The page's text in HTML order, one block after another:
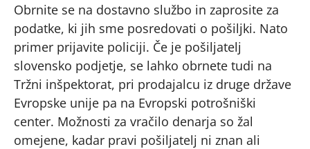
Obrnite se na dostavno službo in zaprosite za
podatke, ki jih sme posredovati o pošiljki. Nato
primer prijavite policiji. Če je pošiljatelj
slovensko podjetje, se lahko obrnete tudi na
Tržni inšpektorat, pri prodajalcu iz druge države
Evropske unije pa na Evropski potrošniški
center. Možnosti za vračilo denarja so žal
omejene, kadar pravi pošiljatelj ni znan ali